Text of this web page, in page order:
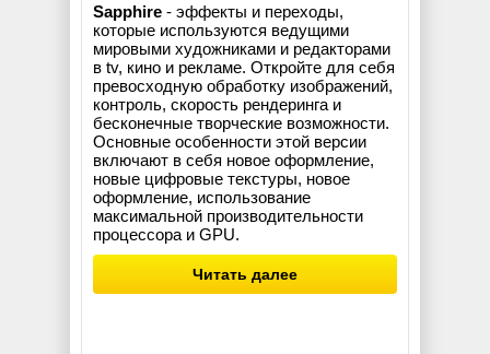
Sapphire - эффекты и переходы,
которые используются ведущими
мировыми художниками и редакторами
в tv, кино и рекламе. Откройте для себя
превосходную обработку изображений,
контроль, скорость рендеринга и
бесконечные творческие возможности.
Основные особенности этой версии
включают в себя новое оформление,
новые цифровые текстуры, новое
оформление, использование
максимальной производительности
процессора и GPU.
Читать далее